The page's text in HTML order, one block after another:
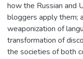
how the Russian and
bloggers apply them;
weaponization of
transformation of
the societies of both